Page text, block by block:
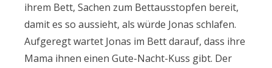
ihrem Bett, Sachen zum Bettausstopfen bereit,
damit es so aussieht, als würde Jonas schlafen.
Aufgeregt wartet Jonas im Bett darauf, dass ihre
Mama ihnen einen Gute-Nacht-Kuss gibt. Der